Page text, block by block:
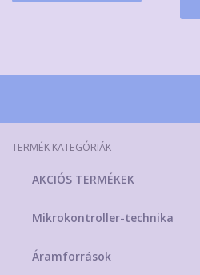
TERMÉK KATEGÓRIÁK
AKCIÓS TERMÉKEK
Mikrokontroller-technika
Áramforrások